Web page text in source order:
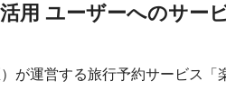
用 ユーザーへのサー
が運営する旅行予約サービス